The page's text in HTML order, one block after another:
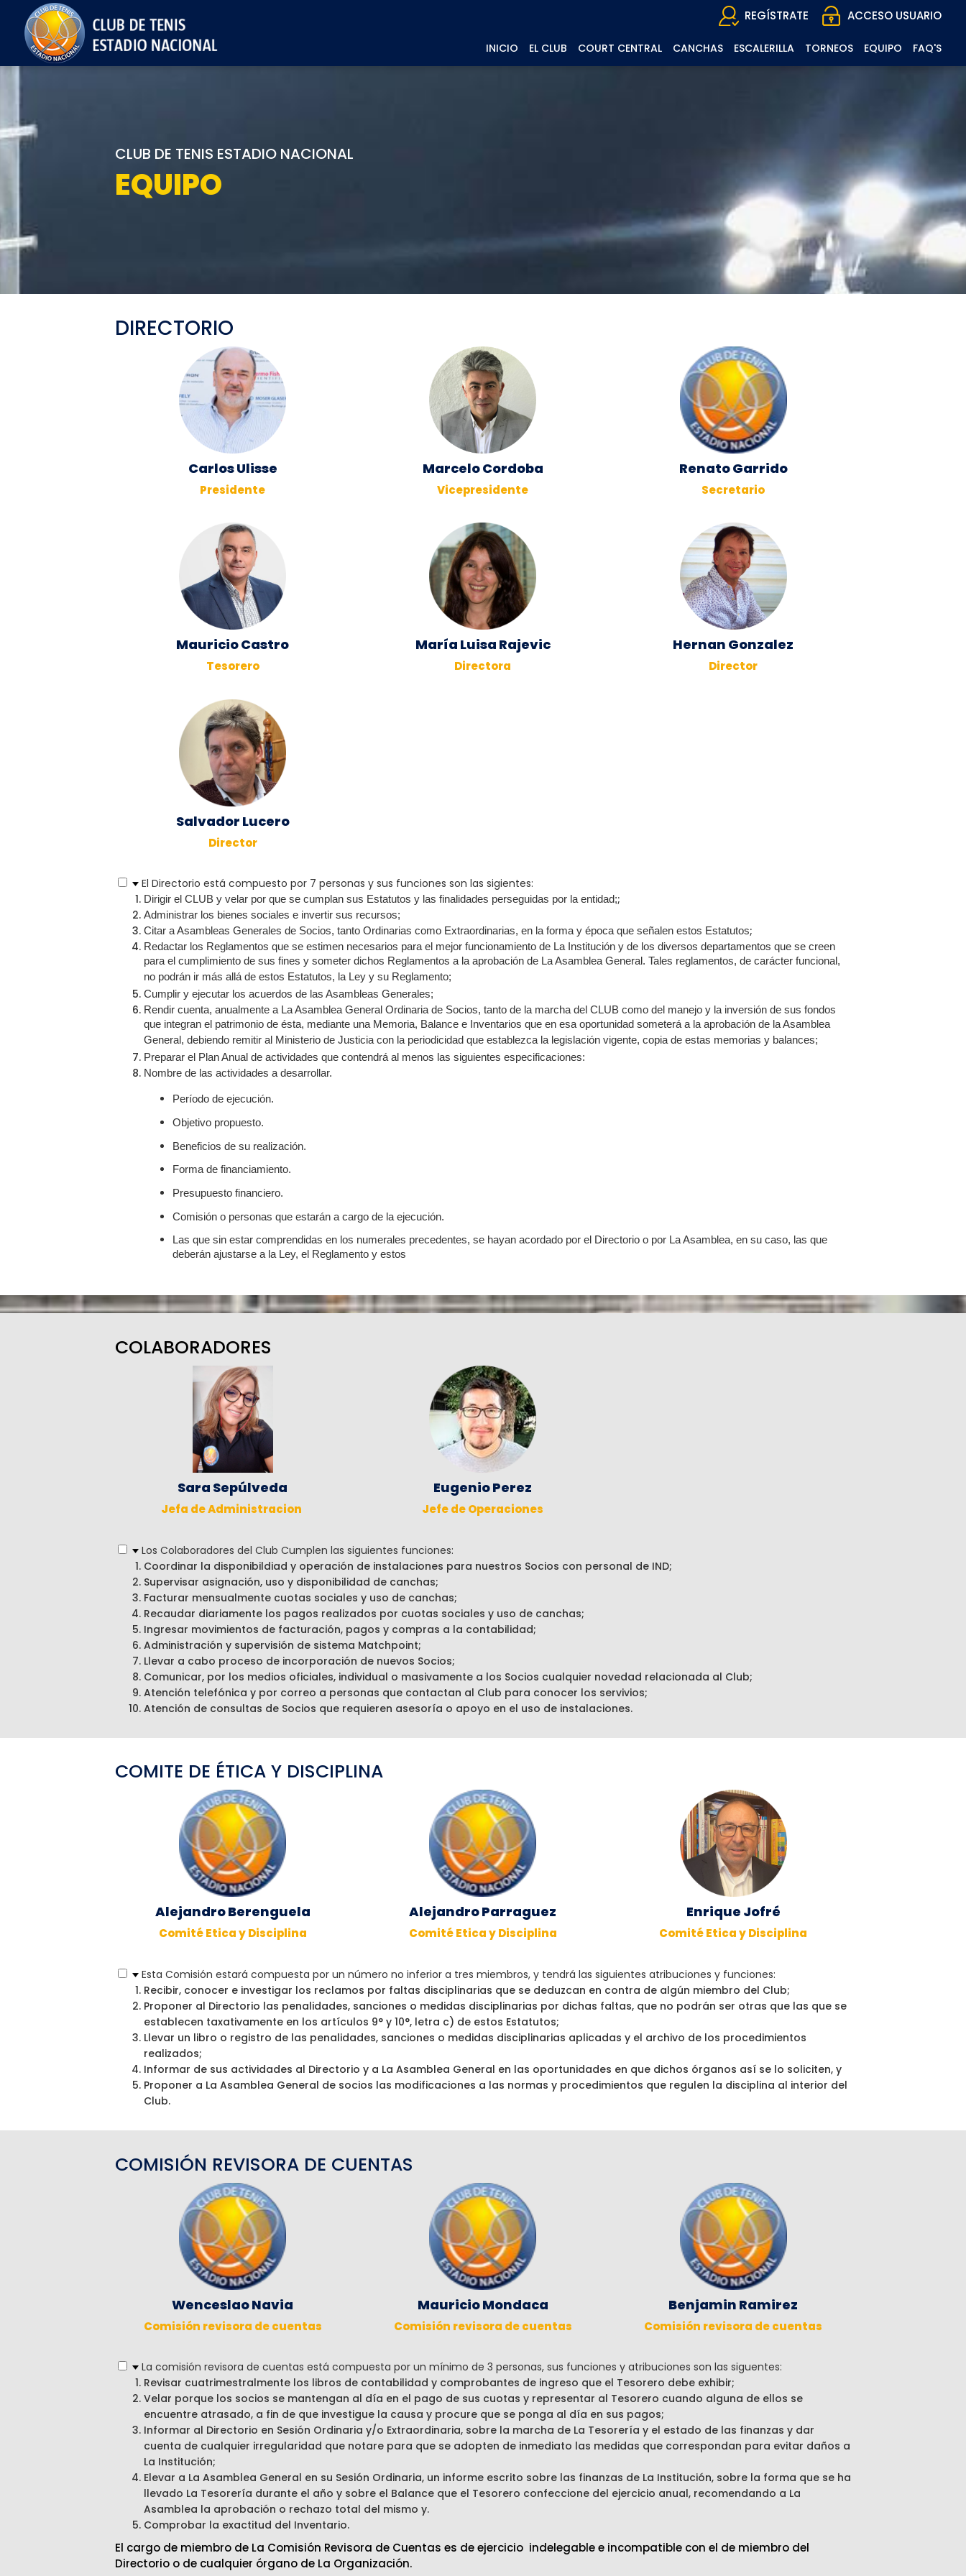
REGÍSTRATE ACCESO USUARIO
INICIO EL CLUB COURT CENTRAL CANCHAS ESCALERILLA TORNEOS EQUIPO FAQ'S
CLUB DE TENIS ESTADIO NACIONAL
EQUIPO
DIRECTORIO
Carlos Ulisse
Presidente
Marcelo Cordoba
Vicepresidente
Renato Garrido
Secretario
Mauricio Castro
Tesorero
María Luisa Rajevic
Directora
Hernan Gonzalez
Director
Salvador Lucero
Director
El Directorio está compuesto por 7 personas y sus funciones son las sigientes:
Dirigir el CLUB y velar por que se cumplan sus Estatutos y las finalidades perseguidas por la entidad;;
Administrar los bienes sociales e invertir sus recursos;
Citar a Asambleas Generales de Socios, tanto Ordinarias como Extraordinarias, en la forma y época que señalen estos Estatutos;
Redactar los Reglamentos que se estimen necesarios para el mejor funcionamiento de La Institución y de los diversos departamentos que se creen
para el cumplimiento de sus fines y someter dichos Reglamentos a la aprobación de La Asamblea General. Tales reglamentos, de carácter funcional,
no podrán ir más allá de estos Estatutos, la Ley y su Reglamento;
Cumplir y ejecutar los acuerdos de las Asambleas Generales;
Rendir cuenta, anualmente a La Asamblea General Ordinaria de Socios, tanto de la marcha del CLUB como del manejo y la inversión de sus fondos
que integran el patrimonio de ésta, mediante una Memoria, Balance e Inventarios que en esa oportunidad someterá a la aprobación de la Asamblea
General, debiendo remitir al Ministerio de Justicia con la periodicidad que establezca la legislación vigente, copia de estas memorias y balances;
Preparar el Plan Anual de actividades que contendrá al menos las siguientes especificaciones:
Nombre de las actividades a desarrollar.
Período de ejecución.
Objetivo propuesto.
Beneficios de su realización.
Forma de financiamiento.
Presupuesto financiero.
Comisión o personas que estarán a cargo de la ejecución.
Las que sin estar comprendidas en los numerales precedentes, se hayan acordado por el Directorio o por La Asamblea, en su caso, las que
deberán ajustarse a la Ley, el Reglamento y estos
COLABORADORES
Sara Sepúlveda
Jefa de Administracion
Eugenio Perez
Jefe de Operaciones
Los Colaboradores del Club Cumplen las siguientes funciones:
Coordinar la disponibildiad y operación de instalaciones para nuestros Socios con personal de IND;
Supervisar asignación, uso y disponibilidad de canchas;
Facturar mensualmente cuotas sociales y uso de canchas;
Recaudar diariamente los pagos realizados por cuotas sociales y uso de canchas;
Ingresar movimientos de facturación, pagos y compras a la contabilidad;
Administración y supervisión de sistema Matchpoint;
Llevar a cabo proceso de incorporación de nuevos Socios;
Comunicar, por los medios oficiales, individual o masivamente a los Socios cualquier novedad relacionada al Club;
Atención telefónica y por correo a personas que contactan al Club para conocer los servivios;
Atención de consultas de Socios que requieren asesoría o apoyo en el uso de instalaciones.
COMITE DE ÉTICA Y DISCIPLINA
Alejandro Berenguela
Comité Etica y Disciplina
Alejandro Parraguez
Comité Etica y Disciplina
Enrique Jofré
Comité Etica y Disciplina
Esta Comisión estará compuesta por un número no inferior a tres miembros, y tendrá las siguientes atribuciones y funciones:
Recibir, conocer e investigar los reclamos por faltas disciplinarias que se deduzcan en contra de algún miembro del Club;
Proponer al Directorio las penalidades, sanciones o medidas disciplinarias por dichas faltas, que no podrán ser otras que las que se
establecen taxativamente en los artículos 9° y 10°, letra c) de estos Estatutos;
Llevar un libro o registro de las penalidades, sanciones o medidas disciplinarias aplicadas y el archivo de los procedimientos
realizados;
Informar de sus actividades al Directorio y a La Asamblea General en las oportunidades en que dichos órganos así se lo soliciten, y
Proponer a La Asamblea General de socios las modificaciones a las normas y procedimientos que regulen la disciplina al interior del
Club.
COMISIÓN REVISORA DE CUENTAS
Wenceslao Navia
Comisión revisora de cuentas
Mauricio Mondaca
Comisión revisora de cuentas
Benjamin Ramirez
Comisión revisora de cuentas
La comisión revisora de cuentas está compuesta por un mínimo de 3 personas, sus funciones y atribuciones son las siguentes:
Revisar cuatrimestralmente los libros de contabilidad y comprobantes de ingreso que el Tesorero debe exhibir;
Velar porque los socios se mantengan al día en el pago de sus cuotas y representar al Tesorero cuando alguna de ellos se
encuentre atrasado, a fin de que investigue la causa y procure que se ponga al día en sus pagos;
Informar al Directorio en Sesión Ordinaria y/o Extraordinaria, sobre la marcha de La Tesorería y el estado de las finanzas y dar
cuenta de cualquier irregularidad que notare para que se adopten de inmediato las medidas que correspondan para evitar daños a
La Institución;
Elevar a La Asamblea General en su Sesión Ordinaria, un informe escrito sobre las finanzas de La Institución, sobre la forma que se ha
llevado La Tesorería durante el año y sobre el Balance que el Tesorero confeccione del ejercicio anual, recomendando a La
Asamblea la aprobación o rechazo total del mismo y.
Comprobar la exactitud del Inventario.
El cargo de miembro de La Comisión Revisora de Cuentas es de ejercicio indelegable e incompatible con el de miembro del
Directorio o de cualquier órgano de La Organización.